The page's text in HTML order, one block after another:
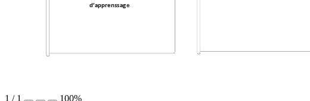
d’apprentissage
1 / 1 100%